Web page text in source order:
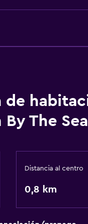
hipoalergénica
no fumadores
privada
de
The Sea
Distancia al centro
0,8 km